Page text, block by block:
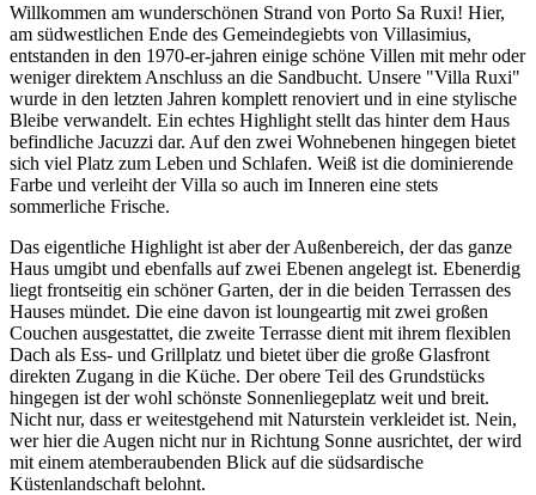
Willkommen am wunderschönen Strand von Porto Sa Ruxi! Hier,
am südwestlichen Ende des Gemeindegiebts von Villasimius,
entstanden in den 1970-er-jahren einige schöne Villen mit mehr oder
weniger direktem Anschluss an die Sandbucht. Unsere "Villa Ruxi"
wurde in den letzten Jahren komplett renoviert und in eine stylische
Bleibe verwandelt. Ein echtes Highlight stellt das hinter dem Haus
befindliche Jacuzzi dar. Auf den zwei Wohnebenen hingegen bietet
sich viel Platz zum Leben und Schlafen. Weiß ist die dominierende
Farbe und verleiht der Villa so auch im Inneren eine stets
sommerliche Frische.
Das eigentliche Highlight ist aber der Außenbereich, der das ganze
Haus umgibt und ebenfalls auf zwei Ebenen angelegt ist. Ebenerdig
liegt frontseitig ein schöner Garten, der in die beiden Terrassen des
Hauses mündet. Die eine davon ist loungeartig mit zwei großen
Couchen ausgestattet, die zweite Terrasse dient mit ihrem flexiblen
Dach als Ess- und Grillplatz und bietet über die große Glasfront
direkten Zugang in die Küche. Der obere Teil des Grundstücks
hingegen ist der wohl schönste Sonnenliegeplatz weit und breit.
Nicht nur, dass er weitestgehend mit Naturstein verkleidet ist. Nein,
wer hier die Augen nicht nur in Richtung Sonne ausrichtet, der wird
mit einem atemberaubenden Blick auf die südsardische
Küstenlandschaft belohnt.